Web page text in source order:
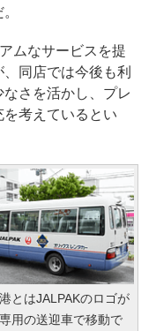
ムなサービスを提
同店では今後も利
さを活かし、プレ
を考えているとい
とはJALPAKのロゴが
用の送迎車で移動で